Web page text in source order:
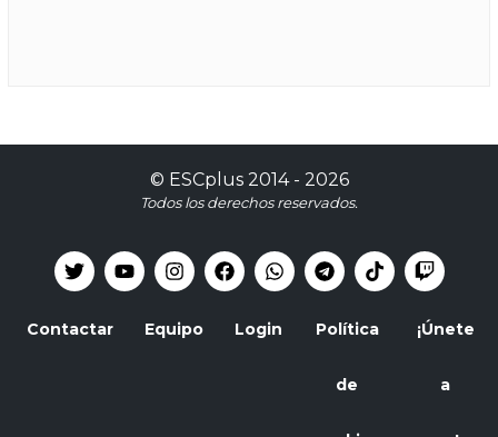
© ESCplus2014 - 2026
Todos los derechos reservados.
Contactar Equipo Login Política
de
¡Únete
a